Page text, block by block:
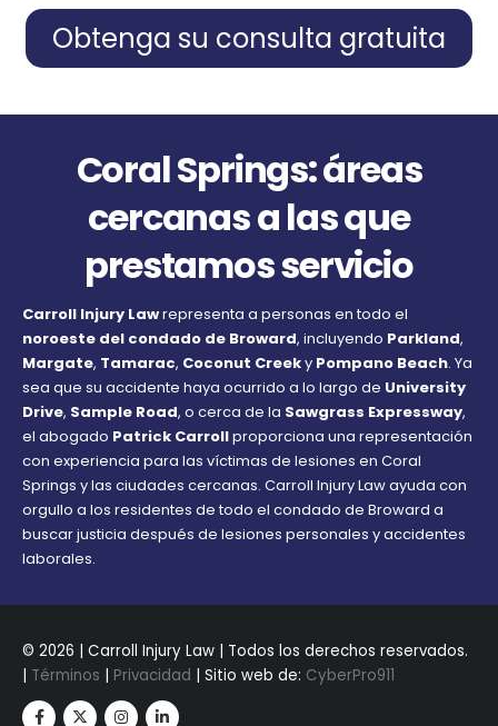
Obtenga su consulta gratuita
Coral Springs: áreas
cercanas a las que
prestamos servicio
Carroll Injury Lawrepresenta a personas en todo el
noroeste del condado de Broward, incluyendo Parkland,
Margate, Tamarac, Coconut Creeky Pompano Beach. Ya
sea que su accidente haya ocurrido a lo largo de University
Drive, Sample Road, o cerca de la Sawgrass Expressway,
el abogado Patrick Carrollproporciona una representación
con experiencia para las víctimas de lesiones en Coral
Springs y las ciudades cercanas. Carroll Injury Law ayuda con
orgullo a los residentes de todo el condado de Broward a
buscar justicia después de lesiones personales y accidentes
laborales.
© 2026 | Carroll Injury Law | Todos los derechos reservados.
| Términos | Privacidad | Sitio web de: CyberPro911